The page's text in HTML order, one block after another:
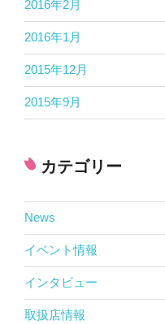
2016年2月
2016年1月
2015年12月
2015年9月
カテゴリー
News
イベント情報
インタビュー
取扱店情報